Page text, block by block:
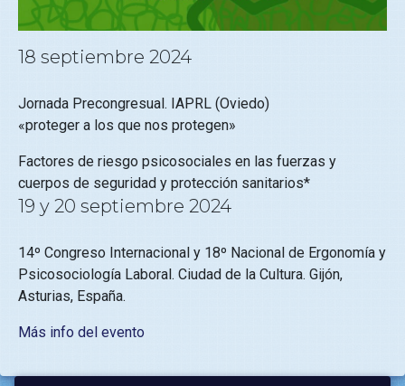
18 septiembre 2024
Jornada Precongresual. IAPRL (Oviedo)
«proteger a los que nos protegen»
Factores de riesgo psicosociales en las fuerzas y
cuerpos de seguridad y protección sanitarios*
19 y 20 septiembre 2024
14º Congreso Internacional y 18º Nacional de Ergonomía y
Psicosociología Laboral. Ciudad de la Cultura. Gijón,
Asturias, España.
Más info del evento